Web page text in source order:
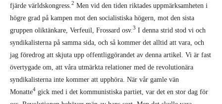
fjärde världskongress. 2 Men vid den tiden riktades upp­märksamheten i
högre grad på kampen mot den socialistiska högern, mot den sista
gruppen oliktänkare, Verfeuil, Frossard osv. 3 I denna strid stod vi och
syndikalisterna på samma sida, och så kommer det alltid att vara, och
jag föredrog att skjuta upp offentlig­görandet av denna artikel. Vi är fast
övertygade om, att våra utmärkta relationer med de revolutionära
syndika­listerna inte kommer att upphöra. När vår gamle vän
Monatte4 gick med i det kommunistiska partiet, var det en stor dag för